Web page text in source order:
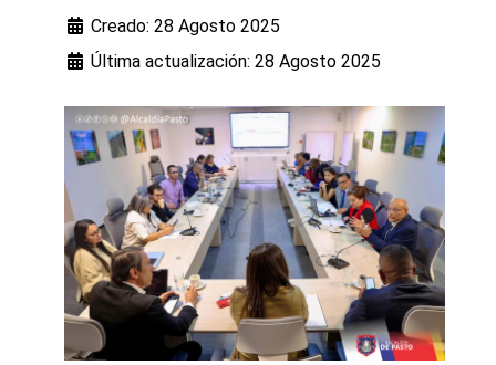
Creado: 28 Agosto 2025
Última actualización: 28 Agosto 2025